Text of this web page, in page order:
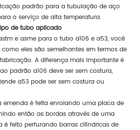
padrão para a tubulação de aço
o serviço de alta temperatura.
de tubo aplicado
e asme para o tubo a106 e a53, você
eles são semelhantes em termos de
A diferença mais importante é
padrão a106 deve ser sem costura,
a53 pode ser sem costura ou
é feita enrolando uma placa de
então as bordas através de uma
é feito perfurando barras cilíndricas de